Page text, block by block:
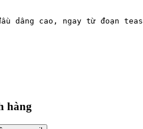
dâng cao, ngay từ đoạn
hàng